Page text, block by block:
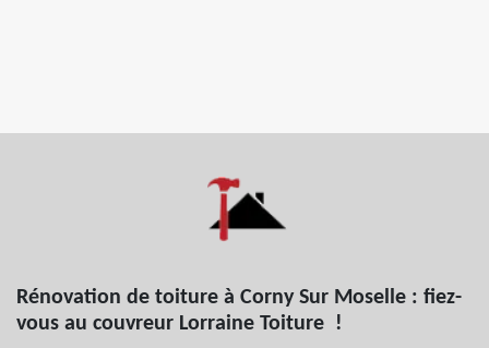
Rénovation de toiture à Corny Sur Moselle : fiez-
vous au couvreur Lorraine Toiture !